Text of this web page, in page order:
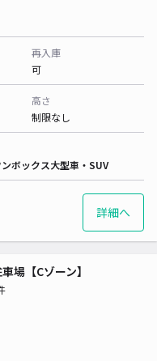
再入庫
可
高さ
制限なし
ボックス大型車・SUV
詳細へ
場【Cゾーン】